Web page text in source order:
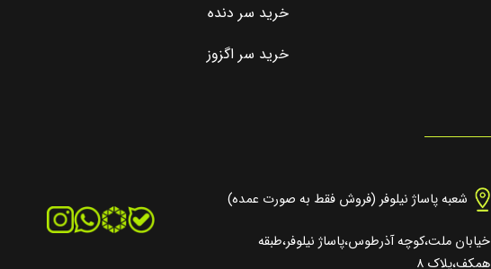
خرید سر دنده
خرید سر اگزوز
شعبه پاساژ نیلوفر (فروش فقط به صورت عمده)
خیابان ملت،کوچه آذرطوس،پاساژ نیلوفر،طبقه
همکف،پلاک ۸